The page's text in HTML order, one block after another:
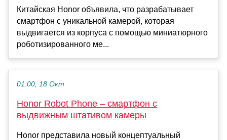
Китайская Honor объявила, что разрабатывает
смартфон с уникальной камерой, которая
выдвигается из корпуса с помощью миниатюрного
роботизированного ме...
01:00, 18 Окт
Honor Robot Phone – смартфон с
выдвижным штативом камеры
Honor представила новый концептуальный